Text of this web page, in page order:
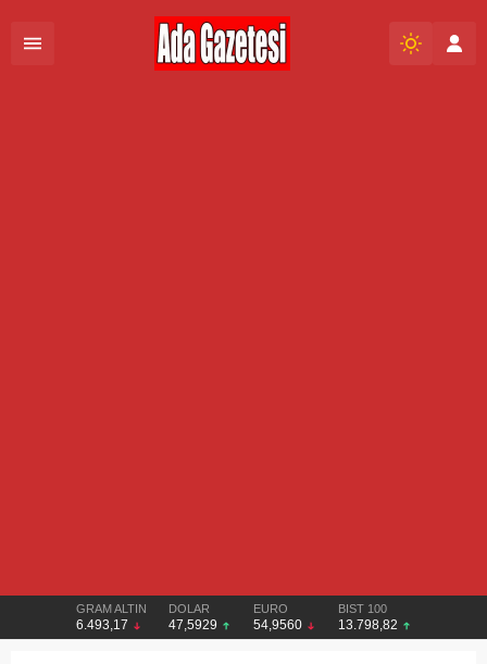
GRAM ALTIN
6.493,17
DOLAR
47,5929
EURO
54,9560
BIST 100
13.798,82